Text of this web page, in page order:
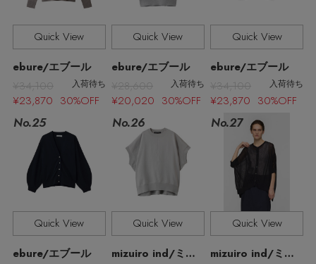
Quick View
ebure/エブール
¥34,100
入荷待ち
¥23,870 30%OFF
Quick View
ebure/エブール
¥28,600
入荷待ち
¥20,020 30%OFF
Quick View
ebure/エブール
¥34,100
入荷待ち
¥23,870 30%OFF
No.25
Quick View
ebure/エブール
No.26
Quick View
mizuiro ind/ミズイロインド
No.27
Quick View
mizuiro ind/ミズイロインド